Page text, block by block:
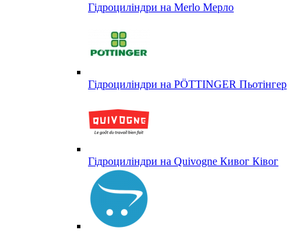
Гідроциліндри на Merlo Мерло
Гідроциліндри на PÖTTINGER Пьотінгер
Гідроциліндри на Quivogne Кивог Ківог